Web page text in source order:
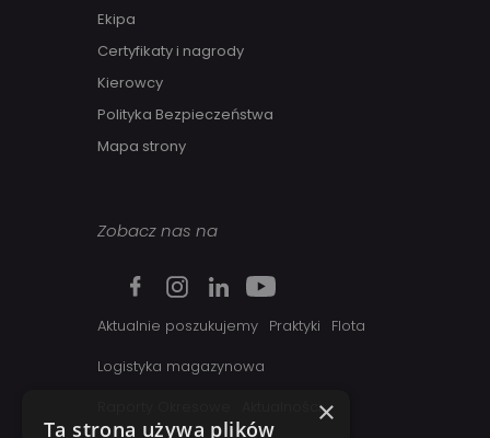
Ekipa
Certyfikaty i nagrody
Kierowcy
Polityka Bezpieczeństwa
Mapa strony
Zobacz nas na
Aktualnie poszukujemy Praktyki
Flota
Logistyka magazynowa
Aktualności×
Ta strona używa plików